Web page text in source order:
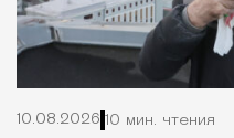
10.08.2026 10 мин. чтения